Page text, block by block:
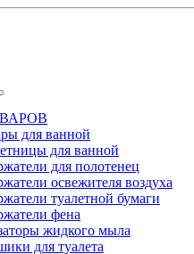
для ванной
для ванной
для полотенец
освежителя воздуха
туалетной бумаги
фена
жидкого мыла
для туалета